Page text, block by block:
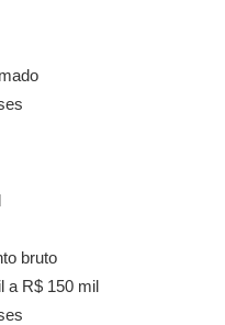
bruto
a R$ 150 mil